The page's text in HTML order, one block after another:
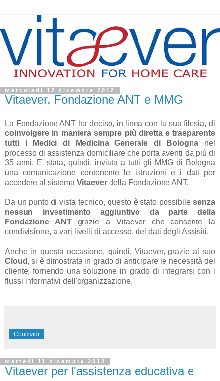
mercoledì 12 dicembre 2012
Vitaever, Fondazione ANT e MMG
La Fondazione ANT ha deciso, in linea con la sua filosia, di
coinvolgere in maniera sempre più diretta e trasparente
tutti i Medici di Medicina Generale di Bologna nel
processo di assistenza domiciliare che porta aventi da più di
35 anni. E' stata, quindi, inviata a tutti gli MMG di Bologna
una comunicazione contenente le istruzioni e i dati per
accedere al sistema Vitaever della Fondazione ANT.
Da un punto di vista tecnico, questo è stato possibile senza
nessun investimento aggiuntivo da parte della
Fondazione ANTgrazie a Vitaever che consente la
condivisione, a vari livelli di accesso, dei dati degli Assisiti.
Anche in questa occasione, quindi, Vitaever, grazie al suo
Cloud , si è dimostrata in grado di anticipare le necessità del
cliente, fornendo una soluzione in grado di integrarsi con i
flussi informativi dell'organizzazione.
Condividi
martedì 11 dicembre 2012
Vitaever per l'assistenza educativa e